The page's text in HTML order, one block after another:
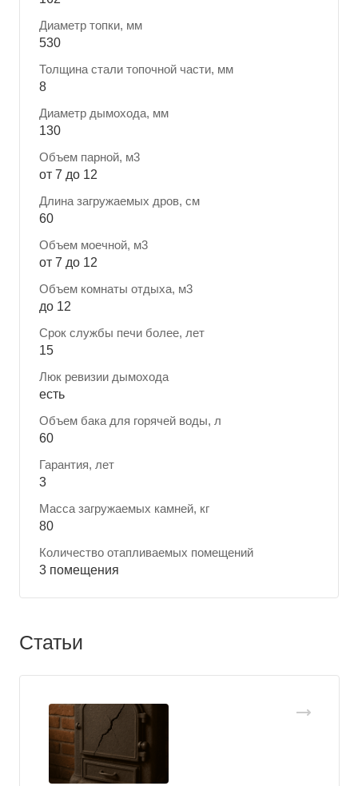
Диаметр топки, мм
530
Толщина стали топочной части, мм
8
Диаметр дымохода, мм
130
Объем парной, м3
от 7 до 12
Длина загружаемых дров, см
60
Объем моечной, м3
от 7 до 12
Объем комнаты отдыха, м3
до 12
Срок службы печи более, лет
15
Люк ревизии дымохода
есть
Объем бака для горячей воды, л
60
Гарантия, лет
3
Масса загружаемых камней, кг
80
Количество отапливаемых помещений
3 помещения
Статьи